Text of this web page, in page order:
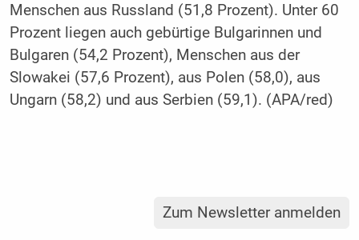
Menschen aus Russland (51,8 Prozent). Unter 60
Prozent liegen auch gebürtige Bulgarinnen und
Bulgaren (54,2 Prozent), Menschen aus der
Slowakei (57,6 Prozent), aus Polen (58,0), aus
Ungarn (58,2) und aus Serbien (59,1). (APA/red)
Zum Newsletter anmelden